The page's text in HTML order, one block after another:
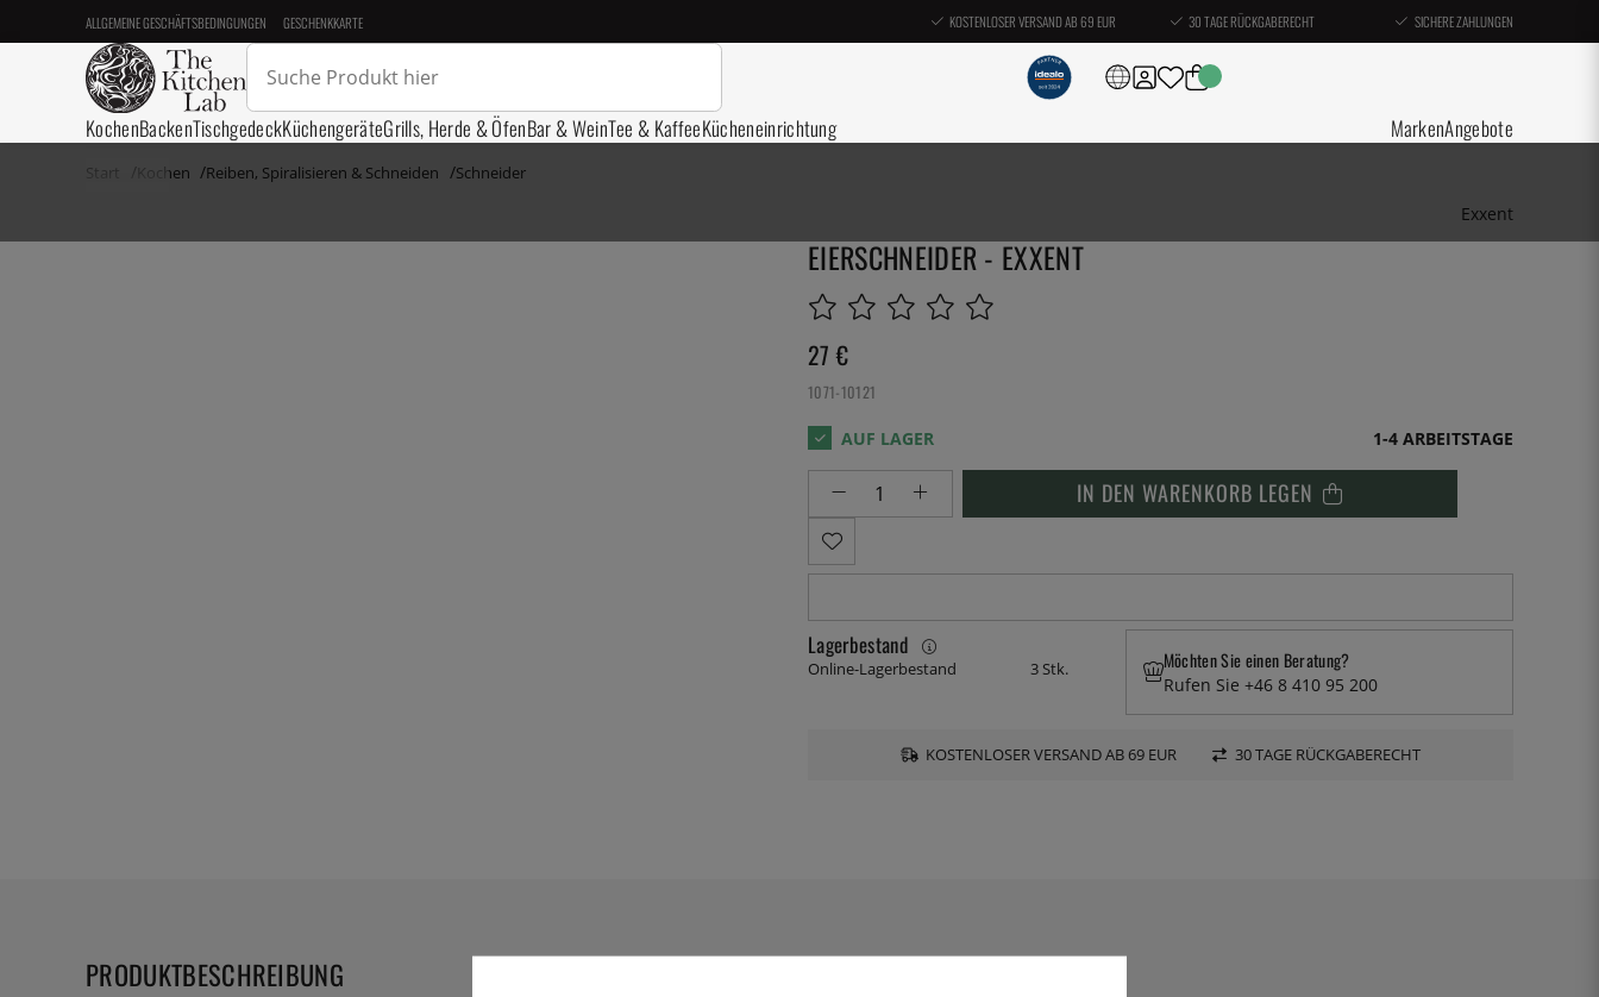
ALLGEMEINE GESCHÄFTSBEDINGUNGEN GESCHENKKARTE KOSTENLOSER VERSAND AB 69 EUR 30 TAGE RÜCKGABERECHT SICHERE ZAHLUNGEN
KochenBackenTischgedeckKüchengeräteGrills, Herde & ÖfenBar & WeinTee & KaffeeKücheneinrichtung MarkenAngebote
Start Kochen Reiben, Spiralisieren & Schneiden Schneider
Exxent
EIERSCHNEIDER - EXXENT
27 €
1071-10121
1-4 ARBEITSTAGE
IN DEN WARENKORB LEGEN
Lagerbestand
Online-Lagerbestand 3 Stk. Möchten Sie einen Beratung?
Rufen Sie +46 8 410 95 200
KOSTENLOSER VERSAND AB 69 EUR 30 TAGE RÜCKGABERECHT
PRODUKTBESCHREIBUNG